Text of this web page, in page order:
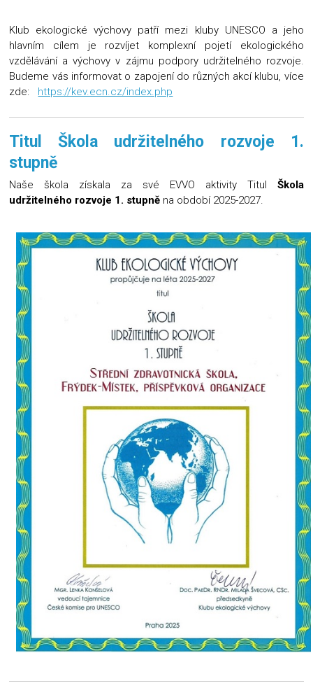
Klub ekologické výchovy patří mezi kluby UNESCO a jeho
hlavním cílem je rozvíjet komplexní pojetí ekologického
vzdělávání a výchovy v zájmu podpory udržitelného rozvoje.
Budeme vás informovat o zapojení do různých akcí klubu, více
zde: https://kev.ecn.cz/index.php
Titul Škola udržitelného rozvoje 1.
stupně
Naše škola získala za své EVVO aktivity Titul Škola
udržitelného rozvoje 1. stupně na období 2025-2027.